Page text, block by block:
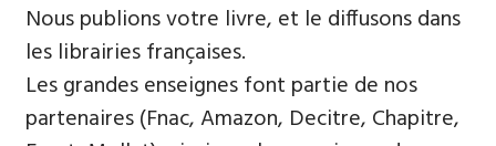
Nous publions votre livre, et le diffusons dans
les librairies françaises.
Les grandes enseignes font partie de nos
partenaires (Fnac, Amazon, Decitre, Chapitre,